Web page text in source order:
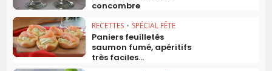
concombre
RECETTES • SPÉCIAL FÊTE
Paniers feuilletés
saumon fumé, apéritifs
très faciles...